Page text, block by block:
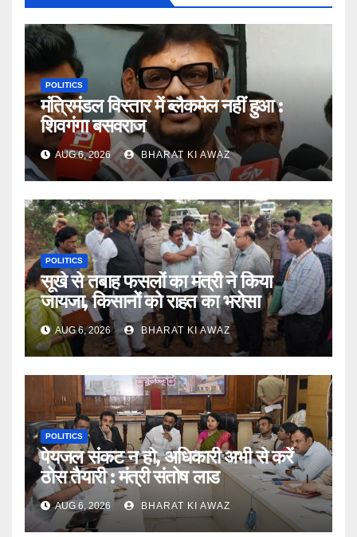
POLITICS
मंत्रिमंडल विस्तार में ब्लैकमेल नहीं हुआ :
शिवगंगा बसवराज
AUG 6, 2026 BHARAT KI AWAZ
POLITICS
सूखे से तबाह फसलों का मंत्री ने किया
जायजा, किसानों को राहत का भरोसा
AUG 6, 2026 BHARAT KI AWAZ
POLITICS
पेयजल संकट न हो, अधिकारी अभी से करें
ठोस तैयारी : मंत्री संतोष लाड
AUG 6, 2026 BHARAT KI AWAZ